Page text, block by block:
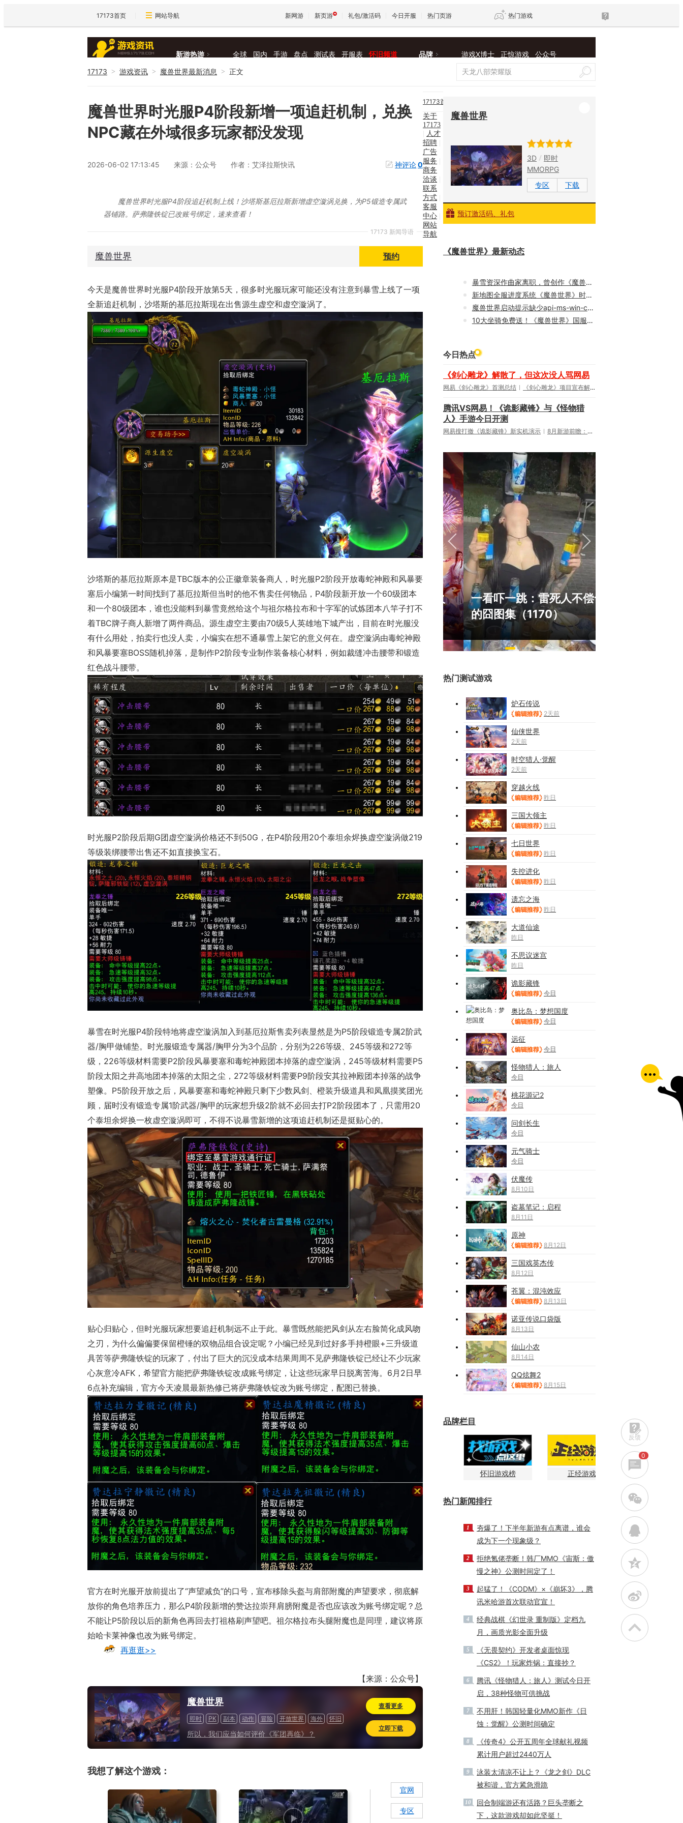
17173首页 网站导航 新网游 新页游 礼包/激活码 今日开服 热门页游 热门游戏
王权与自由
新游热游 全球 国内 手游 盘点 测试表 开服表 怀旧频道 品牌 游戏X博士 正惊游戏 公众号
17173 > 游戏资讯 > 魔兽世界最新消息 > 正文
魔兽世界时光服P4阶段新增一项追赶机制，兑换
NPC藏在外域很多玩家都没发现
2026-06-02 17:13:45 来源：公众号 作者：艾泽拉斯快讯 神评论0
17173 新闻导语
魔兽世界时光服P4阶段追赶机制上线！沙塔斯基厄拉斯新增虚空漩涡兑换，为P5锻造专属武
器铺路。萨弗隆铁锭已改账号绑定，速来查看！
魔兽世界 预约
今天是魔兽世界时光服P4阶段开放第5天，很多时光服玩家可能还没有注意到暴雪上线了一项
全新追赶机制， 沙塔斯的基厄拉斯现在出售源生虚空和虚空漩涡了。
沙塔斯的基厄拉斯原本是TBC版本的公正徽章装备商人，时光服P2阶段开放毒蛇神殿和风暴要
塞后小编第一时间找到了基厄拉斯但当时的他不售卖任何物品，P4阶段新开放一个60级团本
和一个80级团本，谁也没能料到暴雪竟然给这个与祖尔格拉布和十字军的试炼团本八竿子打不
着TBC牌子商人新增了两件商品。源生虚空主要由70级5人英雄地下城产出，目前在时光服没
有什么用处，拍卖行也没人卖，小编实在想不通暴雪上架它的意义何在。虚空漩涡由毒蛇神殿
和风暴要塞BOSS随机掉落，是制作P2阶段专业制作装备核心材料，例如裁缝冲击腰带和锻造
红色战斗腰带。
时光服P2阶段后期G团虚空漩涡价格还不到50G，在P4阶段用20个泰坦余烬换虚空漩涡做219
等级装绑腰带出售还不如直接换宝石。
暴雪在时光服P4阶段特地将虚空漩涡加入到基厄拉斯售卖列表显然是为P5阶段锻造专属2阶武
器/胸甲做铺垫。时光服锻造专属器/胸甲分为3个品阶，分别为226等级、245等级和272等
级，226等级材料需要P2阶段风暴要塞和毒蛇神殿团本掉落的虚空漩涡，245等级材料需要P5
阶段太阳之井高地团本掉落的太阳之尘，272等级材料需要P9阶段安其拉神殿团本掉落的战争
塑像。P5阶段开放之后，风暴要塞和毒蛇神殿只剩下少数风剑、橙装升级道具和凤凰摸奖团光
顾，届时没有锻造专属1阶武器/胸甲 的玩家想升级2阶就不必回去打P2阶段团本了，只需用20
个泰坦余烬换一枚虚空漩涡即可，不得不说暴雪新增的这项追赶机制还是挺贴心的。
贴心归贴心，但时光服玩家想要追赶机制远不止于此。暴雪既然能把风剑从左右脸简化成风吻
之刃，为什么偏偏要保留橙锤的双物品组合设定呢？小编已经见到过好多手持橙眼+三升级道
具苦等萨弗隆铁锭的玩家了，付出了巨大的沉没成本结果周周不见萨弗隆铁锭已经让不少玩家
心灰意冷AFK，希望官方能把萨弗隆铁锭改成账号绑定，让这些玩家早日脱离苦海。6月2日早
6点补充编辑，官方今天凌晨最新热修已将萨弗隆铁锭改为账号绑定，配图已替换。
官方在时光服开放前提出了“声望减负”的口号，宣布移除头盔与肩部附魔的声望要求，彻底解
放你的角色培养压力，那么P4阶段新增的赞达拉崇拜肩膀附魔是否也应该改为账号绑定呢？总
不能让P5阶段以后的新角色再回去打祖格刷声望吧。祖尔格拉布头腿附魔也是同理，建议将原
始哈卡莱神像也改为账号绑定。
再逛逛>>
【来源：公众号】
魔兽世界
即时 PK 副本 动作 冒险 开放世界 海外 怀旧
所以，我们应当如何评价《军团再临》？
查看更多
立即下载
我想了解这个游戏：
官网
专区
魔兽世界
3D
即时
MMORPG
专区
下载
预订激活码、礼包
《魔兽世界》最新动态
暴雪资深作曲家离职，曾创作《魔兽世界》等多款游戏配乐
新地图全服进度系统《魔兽世界》时光服P5阶段今日上线
魔兽世界启动提示缺少api-ms-win-core-libraryloader-l1-2-0.dll？完整修复解决教程
10大坐骑免费送！《魔兽世界》国服21周年庆典明日开启
今日热点
《剑心雕龙》解散了，但这次没人骂网易
网易《剑心雕龙》首测总结 《剑心雕龙》项目宣布解散
腾讯VS网易！《诡影藏锋》与《怪物猎
人》手游今日开测
网易搜打撤《诡影藏锋》新实机演示 8月新游前瞻：《诡秘之主》领衔
17周年庆典 争霸赛大区火
爆开启
一看吓一跳：雷死人不偿命
的囧图集（1170）
热门测试游戏
炉石传说
2天前
仙侠世界
2天前
时空猎人·觉醒
2天前
穿越火线
昨日
三国大领主
昨日
七日世界
昨日
失控进化
昨日
遗忘之海
昨日
大道仙途
昨日
不思议迷宫
昨日
诡影藏锋
今日
奥比岛：梦想国度
今日
远征
今日
怪物猎人：旅人
今日
桃花源记2
今日
问剑长生
今日
元气骑士
今日
伏魔传
8月10日
盗墓笔记：启程
8月11日
原神
8月12日
三国戏英杰传
8月12日
苍翼：混沌效应
8月13日
诺亚传说口袋版
8月13日
仙山小农
8月14日
QQ炫舞2
8月15日
品牌栏目
怀旧游戏榜 正经游戏
热门新闻排行
1
夯爆了！下半年新游有点离谱，谁会
成为下一个现象级？
2
拒绝氪佬垄断！韩厂MMO《宙斯：傲
慢之神》公测时间定了！
3
起猛了！《CODM》×《崩坏3》，腾
讯米哈游首次联动官宣！
4
经典战棋《幻世录 重制版》定档九
月，画质光影全面升级
5
《无畏契约》开发者桌面惊现
《CS2》！玩家炸锅：直接抄？
6
腾讯《怪物猎人：旅人》测试今日开
启，38种怪物可供挑战
7
不用肝！韩国轻量化MMO新作《日
蚀：觉醒》公测时间确定
8
《传奇4》公开五周年全球献礼视频
累计用户超过2440万人
9
泳装太清凉不让上？《龙之剑》DLC
被和谐，官方紧急滑跪
10
回合制端游还有活路？巨头垄断之
下，这款游戏却如此坚挺！
反馈
0
w
q
z
t
17173首
页 |
新
闻
新网
游 |
找游
戏 |
关于
17173
人才
招聘
广告
服务
商务
洽谈
联系
方式
客服
中心
网站
导航